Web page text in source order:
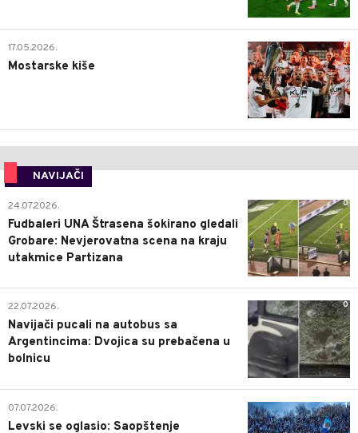
0
17.05.2026.
Mostarske kiše
NAVIJAČI
0
24.07.2026.
Fudbaleri UNA Štrasena šokirano gledali
Grobare: Nevjerovatna scena na kraju
utakmice Partizana
0
22.07.2026.
Navijači pucali na autobus sa
Argentincima: Dvojica su prebačena u
bolnicu
1
07.07.2026.
Levski se oglasio: Saopštenje